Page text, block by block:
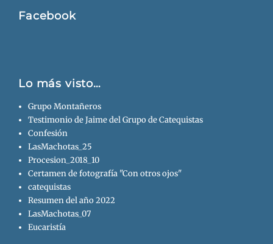
Facebook
Lo más visto…
Grupo Montañeros
Testimonio de Jaime del Grupo de Catequistas
Confesión
LasMachotas_25
Procesion_2018_10
Certamen de fotografía "Con otros ojos"
catequistas
Resumen del año 2022
LasMachotas_07
Eucaristía